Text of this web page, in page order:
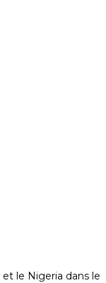
le Nigeria dans le